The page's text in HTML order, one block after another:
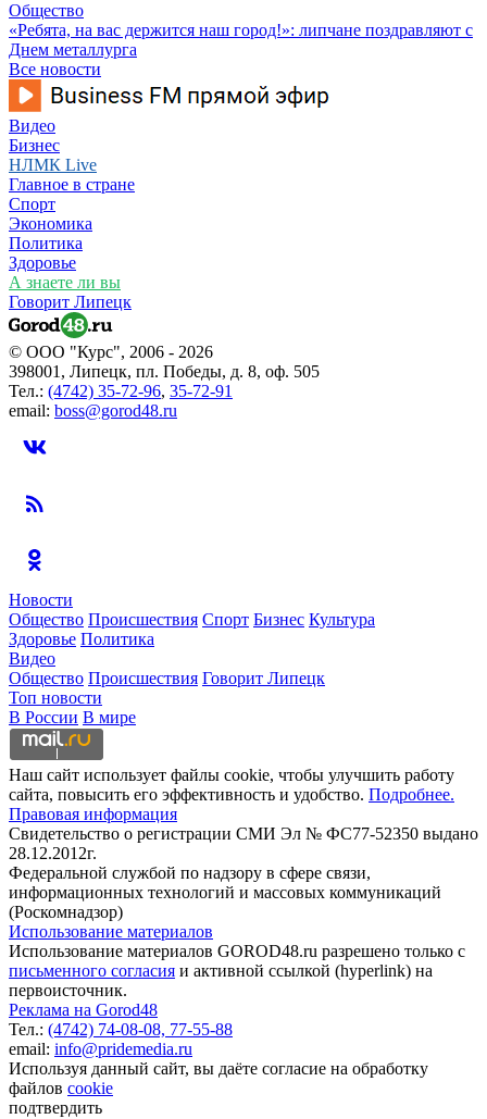
Общество
«Ребята, на вас держится наш город!»: липчане поздравляют с
Днем металлурга
Все новости
Видео
Бизнес
НЛМК Live
Главное в стране
Спорт
Экономика
Политика
Здоровье
А знаете ли вы
Говорит Липецк
© ООО "Курс", 2006 - 2026
398001, Липецк, пл. Победы, д. 8, оф. 505
Тел.: (4742) 35-72-96, 35-72-91
email: boss@gorod48.ru
Новости
Общество Происшествия Спорт Бизнес Культура
Здоровье Политика
Видео
Общество Происшествия Говорит Липецк
Топ новости
В России В мире
Наш сайт использует файлы cookie, чтобы улучшить работу
сайта, повысить его эффективность и удобство. Подробнее.
Правовая информация
Свидетельство о регистрации СМИ Эл № ФС77-52350 выдано
28.12.2012г.
Федеральной службой по надзору в сфере связи,
информационных технологий и массовых коммуникаций
(Роскомнадзор)
Использование материалов
Использование материалов GOROD48.ru разрешено только с
письменного согласия и активной ссылкой (hyperlink) на
первоисточник.
Реклама на Gorod48
Тел.: (4742) 74-08-08, 77-55-88
email: info@pridemedia.ru
Используя данный сайт, вы даёте согласие на обработку
файлов cookie
подтвердить